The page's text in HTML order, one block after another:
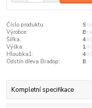
Číslo produktu:
Výrobce:
Šířka:
Výška:
Hloubka1:
Odstín dřeva Bradop:
B -
Kompletní specifikace